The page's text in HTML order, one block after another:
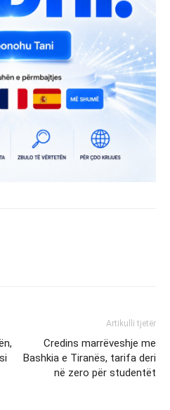
Artikulli tjetër
Credins marrëveshje me
Bashkia e Tiranës, tarifa deri
në zero për studentët